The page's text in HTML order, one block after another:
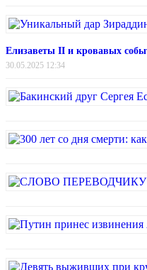
Елизаветы II и кровавых
30.05.2025 12:34